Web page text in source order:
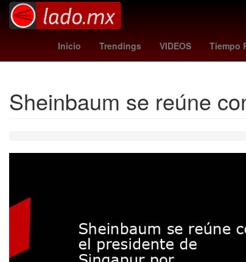
Inicio Trendings VIDEOS Tiempo
Capital Humano Marc Cucurella
Sheinbaum se reúne